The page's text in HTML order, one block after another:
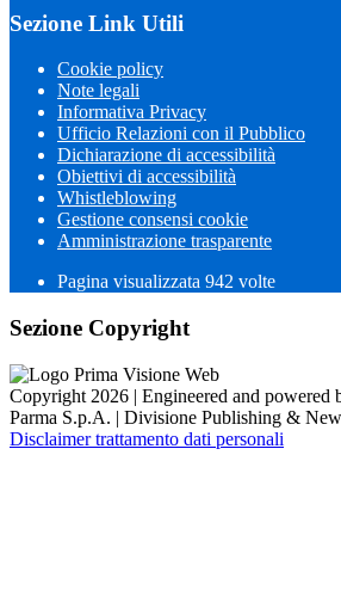
Sezione Link Utili
Cookie policy
Note legali
Informativa Privacy
Ufficio Relazioni con il Pubblico
Dichiarazione di accessibilità
Obiettivi di accessibilità
Whistleblowing
Gestione consensi cookie
Amministrazione trasparente
Pagina visualizzata 942 volte
Sezione Copyright
Copyright 2026 | Engineered and powered
Parma S.p.A. | Divisione Publishing &
Disclaimer trattamento dati personali